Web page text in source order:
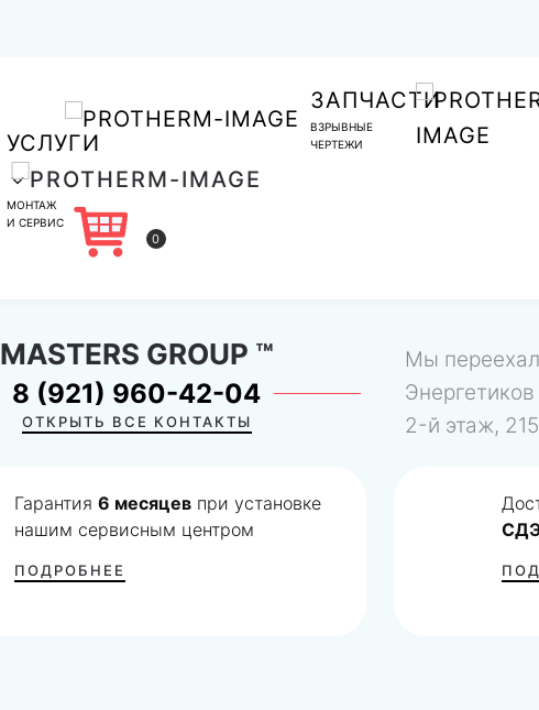
УСЛУГИ
МОНТАЖ
И СЕРВИС
ЗАПЧАСТИ
ВЗРЫВНЫЕ
ЧЕРТЕЖИ
0
MASTERS GROUP ™
8 (921) 960-42-04
ОТКРЫТЬ ВСЕ КОНТАКТЫ
Мы
2-й этаж,
Гарантия6 месяцев при установке
нашим сервисным центром
ПОДРОБНЕЕ